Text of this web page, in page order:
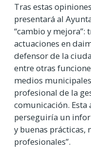
Tras estas
presentará al
“cambio y mejora”:
actuaciones en
defensor de la
entre otras
medios
profesional de la
comunicación. Esta
perseguiría un
y buenas prácticas,
profesionales”.